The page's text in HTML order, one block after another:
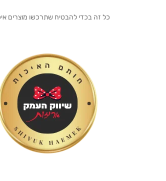
כל זה בכדי להבטיח שתרכשו מוצרים